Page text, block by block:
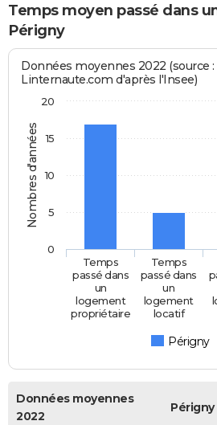
Temps moyen passé dans
Périgny
Nombres d'années
Données moyennes 2022 (source :
Linternaute.com d'après l'Insee)
Périgny
Temps
passé dans
un
logement
propriétaire
Temps
passé dans
un
logement
locatif
0
5
10
15
20
Données moyennes
2022
Périgny